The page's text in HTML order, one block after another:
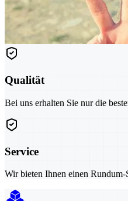
Qualität
Bei uns erhalten Sie nur die
Service
Wir bieten Ihnen einen